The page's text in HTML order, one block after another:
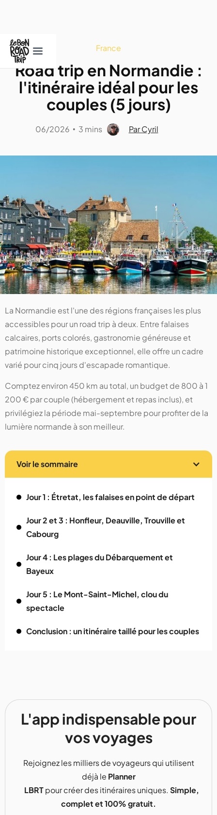
France
Road trip en Normandie :
l'itinéraire idéal pour les
couples (5 jours)
06/2026 • 3 mins Par Cyril
La Normandie est l'une des régions françaises les plus
accessibles pour un road trip à deux. Entre falaises
calcaires, ports colorés, gastronomie généreuse et
patrimoine historique exceptionnel, elle offre un cadre
varié pour cinq jours d'escapade romantique.
Comptez environ 450 km au total, un budget de 800 à 1
200 € par couple (hébergement et repas inclus), et
privilégiez la période mai-septembre pour profiter de la
lumière normande à son meilleur.
Voir le sommaire
Jour 1 : Étretat, les falaises en point de départ
Jour 2 et 3 : Honfleur, Deauville, Trouville et
Cabourg
Jour 4 : Les plages du Débarquement et
Bayeux
Jour 5 : Le Mont-Saint-Michel, clou du
spectacle
Conclusion : un itinéraire taillé pour les couples
L'app indispensable pour
vos voyages
Rejoignez les milliers de voyageurs qui utilisent
déjà le Planner
LBRTpour créer des itinéraires uniques. Simple,
complet et 100% gratuit.